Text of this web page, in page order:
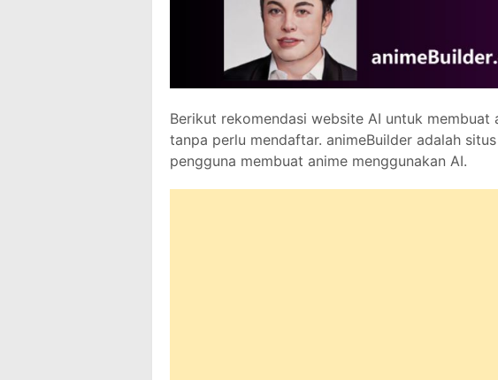
Berikut rekomendasi website AI untuk
tanpa perlu mendaftar. animeBuilder adalah
pengguna membuat anime menggunakan AI.